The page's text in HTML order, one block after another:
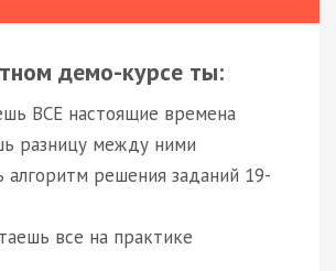
демо-курсе ты:
ВСЕ настоящие времена
разницу между ними
алгоритм решения заданий 19-
все на практике